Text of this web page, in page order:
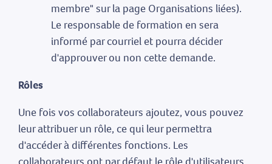
membre" sur la page Organisations liées).
Le responsable de formation en sera
informé par courriel et pourra décider
d'approuver ou non cette demande.
Rôles
Une fois vos collaborateurs ajoutez, vous pouvez
leur attribuer un rôle, ce qui leur permettra
d'accéder à différentes fonctions. Les